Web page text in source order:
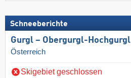
Schneeberichte
Gurgl – Obergurgl-Hochgurgl
Österreich
Skigebiet geschlossen